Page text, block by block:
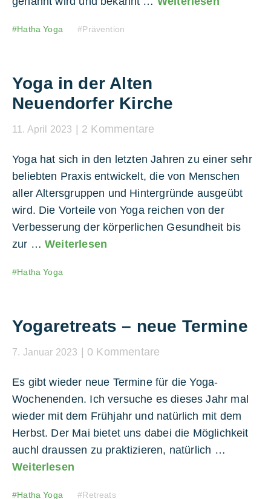
Hatha Yoga Prävention
Yoga in der Alten
Neuendorfer Kirche
11. April 2023 2 Kommentare
Yoga hat sich in den letzten Jahren zu einer sehr
beliebten Praxis entwickelt, die von Menschen
aller Altersgruppen und Hintergründe ausgeübt
wird. Die Vorteile von Yoga reichen von der
Verbesserung der körperlichen Gesundheit bis
zur …Weiterlesen
Hatha Yoga
Yogaretreats – neue Termine
7. Januar 2023 0 Kommentare
Es gibt wieder neue Termine für die Yoga-
Wochenenden. Ich versuche es dieses Jahr mal
wieder mit dem Frühjahr und natürlich mit dem
Herbst. Der Mai bietet uns dabei die Möglichkeit
auchl draussen zu praktizieren, natürlich …
Weiterlesen
Hatha Yoga Retreats